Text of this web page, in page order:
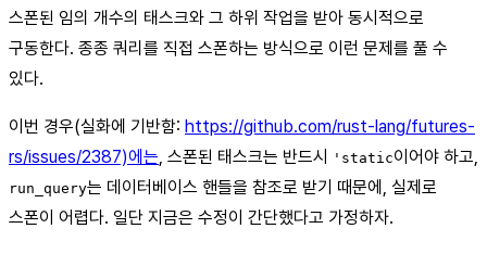
스폰된 임의 개수의 태스크와 그 하위 작업을 받아 동시적으로
구동한다. 종종 쿼리를 직접 스폰하는 방식으로 이런 문제를 풀 수
있다.
이번 경우(실화에 기반함: https://github.com/rust-lang/futures-
rs/issues/2387)에는, 스폰된 태스크는 반드시 'static이어야 하고,
run_query는 데이터베이스 핸들을 참조로 받기 때문에, 실제로
스폰이 어렵다. 일단 지금은 수정이 간단했다고 가정하자.